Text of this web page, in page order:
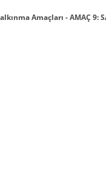
Amaçları - AMAÇ 9: